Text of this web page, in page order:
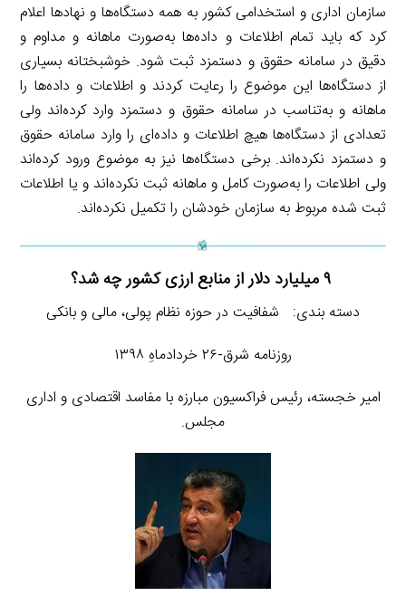
سازمان اداری و استخدامی کشور به همه دستگاه‌ها و نهادها اعلام
کرد که باید تمام اطلاعات و داده‌ها به‌صورت ماهانه و مداوم و
دقیق در سامانه حقوق و دستمزد ثبت شود. خوشبختانه بسیاری
از دستگاه‌ها این موضوع را رعایت کردند و اطلاعات و داده‌ها را
ماهانه و به‌تناسب در سامانه حقوق و دستمزد وارد کرده‌اند ولی
تعدادی از دستگاه‌ها هیچ اطلاعات و داده‌ای را وارد سامانه حقوق
و دستمزد نکرده‌اند. برخی دستگاه‌ها نیز به موضوع ورود کرده‌اند
ولی اطلاعات را به‌صورت کامل و ماهانه ثبت نکرده‌اند و یا اطلاعات
ثبت شده مربوط به سازمان خودشان را تکمیل نکرده‌اند.
دسته بندی: شفافیت در حوزه نظام پولی، مالی و بانکی
روزنامه شرق-۲۶ خردادماهِ ۱۳۹۸
امیر خجسته، رئیس فراکسیون مبارزه با مفاسد اقتصادی و اداری
مجلس.